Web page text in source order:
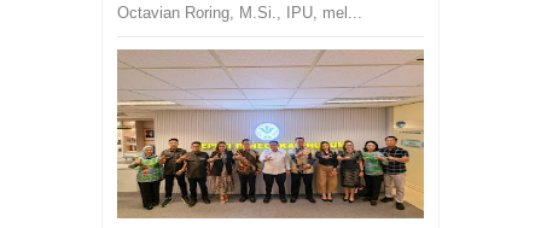
Octavian Roring, M.Si., IPU, mel...